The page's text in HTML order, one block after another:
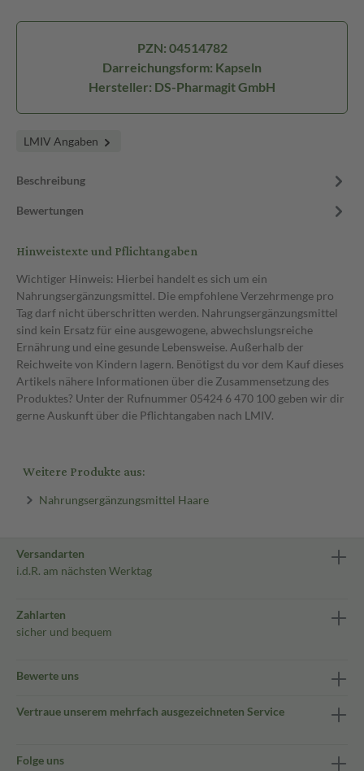
PZN: 04514782
Darreichungsform: Kapseln
Hersteller: DS-Pharmagit GmbH
LMIV Angaben
Beschreibung
Bewertungen
Hinweistexte und Pflichtangaben
Wichtiger Hinweis: Hierbei handelt es sich um ein
Nahrungsergänzungsmittel. Die empfohlene Verzehrmenge pro
Tag darf nicht überschritten werden. Nahrungsergänzungsmittel
sind kein Ersatz für eine ausgewogene, abwechslungsreiche
Ernährung und eine gesunde Lebensweise. Außerhalb der
Reichweite von Kindern lagern. Benötigst du vor dem Kauf dieses
Artikels nähere Informationen über die Zusammensetzung des
Produktes? Unter der Rufnummer 05424 6 470 100 geben wir dir
gerne Auskunft über die Pflichtangaben nach LMIV.
Weitere Produkte aus:
Nahrungsergänzungsmittel Haare
Versandarten
i.d.R. am nächsten Werktag
Zahlarten
sicher und bequem
Bewerte uns
Vertraue unserem mehrfach ausgezeichneten Service
Folge uns